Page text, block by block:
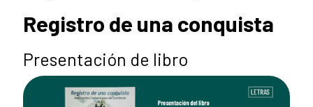
Registro de una conquista
Presentación de libro